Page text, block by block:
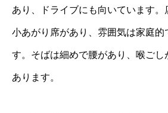
あり、ドライブにも向いています。
小あがり席があり、雰囲気は家庭的
す。そばは細めで腰があり、喉ごし
あります。